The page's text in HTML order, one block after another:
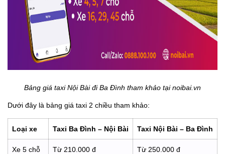
Bảng giá taxi Nội Bài đi Ba Đình tham khảo tại noibai.vn
Dưới đây là bảng giá taxi 2 chiều tham khảo:
Loại xe Taxi Ba Đình – Nội Bài Taxi Nội Bài – Ba Đình
Xe 5 chỗ Từ 210.000 đ Từ 250.000 đ